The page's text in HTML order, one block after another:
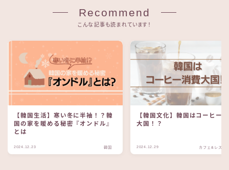
Recommend
こんな記事も読まれています！
【韓国生活】寒い冬に半袖！？韓
国の家を暖める秘密『オンドル』
とは
2024.12.23 韓国
【韓国文化】韓国はコーヒー
大国！？
2024.12.29 カフェ&レスト